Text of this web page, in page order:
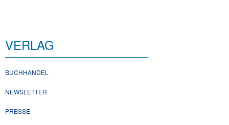
VERLAG
BUCHHANDEL
NEWSLETTER
PRESSE